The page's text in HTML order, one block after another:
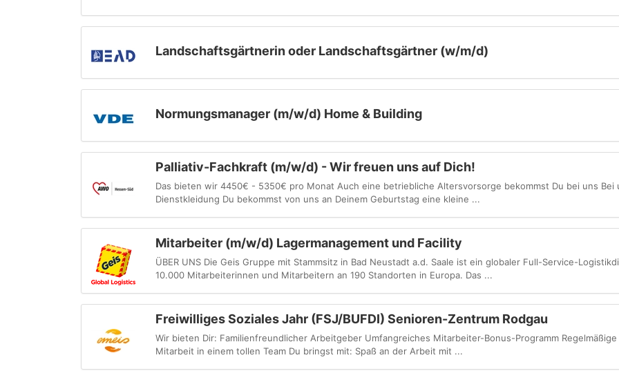
Landschaftsgärtnerin oder Landschaftsgärtner (w/m/d)
Normungsmanager (m/w/d) Home & Building
Palliativ-Fachkraft (m/w/d) - Wir freuen uns auf Dich!
Das bieten wir 4450€ - 5350€ pro Monat Auch eine betriebliche Altersvorsorge bekommst Du bei uns Bei
Dienstkleidung Du bekommst von uns an Deinem Geburtstag eine kleine ...
Mitarbeiter (m/w/d) Lagermanagement und Facility
ÜBER UNS Die Geis Gruppe mit Stammsitz in Bad Neustadt a.d. Saale ist ein globaler Full-Service-
10.000 Mitarbeiterinnen und Mitarbeitern an 190 Standorten in Europa. Das ...
Freiwilliges Soziales Jahr (FSJ/BUFDI) Senioren-Zentrum Rodgau
Wir bieten Dir: Familienfreundlicher Arbeitgeber Umfangreiches Mitarbeiter-Bonus-Programm
Mitarbeit in einem tollen Team Du bringst mit: Spaß an der Arbeit mit ...